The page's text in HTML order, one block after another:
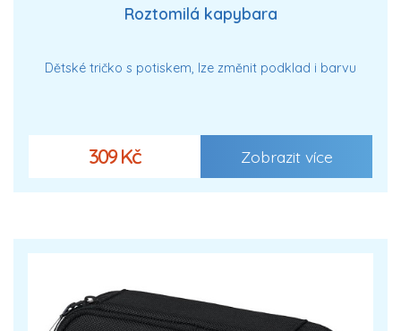
Roztomilá kapybara
Dětské tričko s potiskem, lze změnit podklad i barvu
309 Kč Zobrazit více